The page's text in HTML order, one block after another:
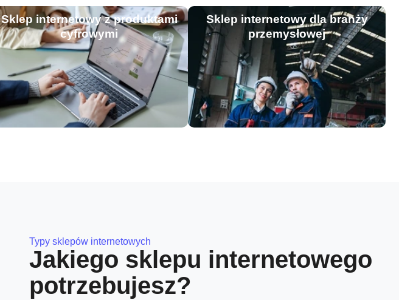
Sklep internetowy z produktami
cyfrowymi
Sklep internetowy dla branży
przemysłowej
Typy sklepów internetowych
Jakiego sklepu internetowego
potrzebujesz?